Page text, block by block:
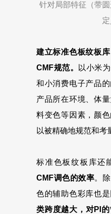
针对局部特征（带
定
建立标准色板纹板
CMF规范。
以小米
和小消费电子产品
产品所在环境、体
料变色等因素，颜
以被精确地规范和考
标准色板纹板库还
CMF调色的效率。
色的辅助色彩库也是
类跨度越大，对PI的